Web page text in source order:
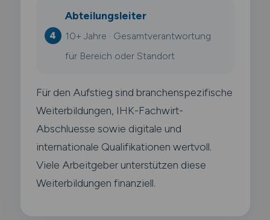
Abteilungsleiter
10+ Jahre · Gesamtverantwortung
für Bereich oder Standort
Für den Aufstieg sind branchenspezifische
Weiterbildungen, IHK-Fachwirt-
Abschluesse sowie digitale und
internationale Qualifikationen wertvoll.
Viele Arbeitgeber unterstützen diese
Weiterbildungen finanziell.